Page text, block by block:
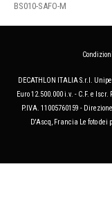
BS010-SAFO-M
DECATHLON ITALIA S.r.l.
Euro 12.500.000 i.v. - C.F. e
P.IVA. 11005760159 -
D'Ascq, Francia Le foto